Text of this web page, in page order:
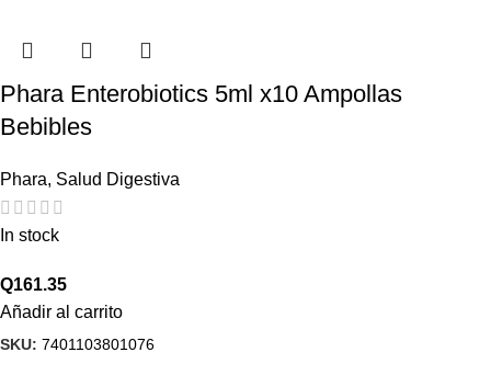
Phara Enterobiotics 5ml x10 Ampollas
Bebibles
Phara, Salud Digestiva
In stock
Q161.35
Añadir al carrito
SKU: 7401103801076